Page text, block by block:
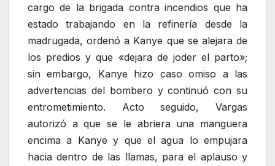
cargo de la brigada contra incendios que ha
estado trabajando en la refinería desde la
madrugada, ordenó a Kanye que se alejara de
los predios y que «dejara de joder el parto»;
sin embargo, Kanye hizo caso omiso a las
advertencias del bombero y continuó con su
entrometimiento. Acto seguido, Vargas
autorizó a que se le abriera una manguera
encima a Kanye y que el agua lo empujara
hacia dentro de las llamas, para el aplauso y